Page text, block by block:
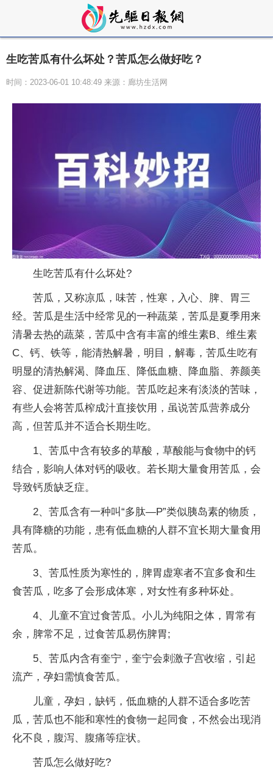
生吃苦瓜有什么坏处？苦瓜怎么做好吃？
时间：2023-06-01 10:48:49 来源：廊坊生活网
生吃苦瓜有什么坏处?
苦瓜，又称凉瓜，味苦，性寒，入心、脾、胃三
经。苦瓜是生活中经常见的一种蔬菜，苦瓜是夏季用来
清暑去热的蔬菜，苦瓜中含有丰富的维生素B、维生素
C、钙、铁等，能清热解暑，明目，解毒，苦瓜生吃有
明显的清热解渴、降血压、降低血糖、降血脂、养颜美
容、促进新陈代谢等功能。苦瓜吃起来有淡淡的苦味，
有些人会将苦瓜榨成汁直接饮用，虽说苦瓜营养成分
高，但苦瓜并不适合长期生吃。
1、苦瓜中含有较多的草酸，草酸能与食物中的钙
结合，影响人体对钙的吸收。若长期大量食用苦瓜，会
导致钙质缺乏症。
2、苦瓜含有一种叫“多肽—P”类似胰岛素的物质，
具有降糖的功能，患有低血糖的人群不宜长期大量食用
苦瓜。
3、苦瓜性质为寒性的，脾胃虚寒者不宜多食和生
食苦瓜，吃多了会形成体寒，对女性有多种坏处。
4、儿童不宜过食苦瓜。小儿为纯阳之体，胃常有
余，脾常不足，过食苦瓜易伤脾胃;
5、苦瓜内含有奎宁，奎宁会刺激子宫收缩，引起
流产，孕妇需慎食苦瓜。
儿童，孕妇，缺钙，低血糖的人群不适合多吃苦
瓜，苦瓜也不能和寒性的食物一起同食，不然会出现消
化不良，腹泻、腹痛等症状。
苦瓜怎么做好吃?